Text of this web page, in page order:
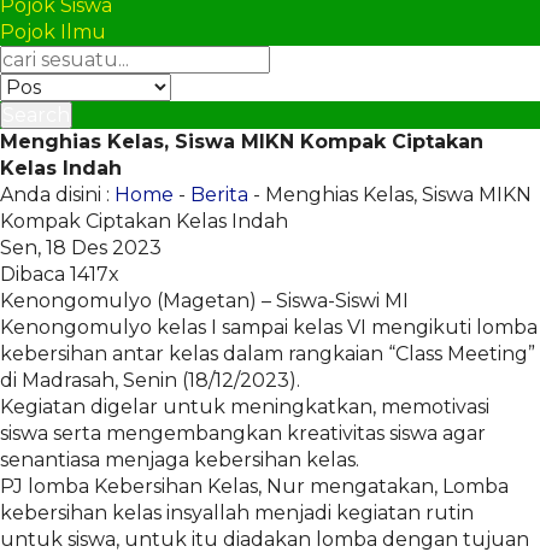
Pojok Siswa
Pojok Ilmu
Menghias Kelas, Siswa MIKN Kompak Ciptakan
Kelas Indah
Anda disini : Home - Berita - Menghias Kelas, Siswa MIKN
Kompak Ciptakan Kelas Indah
Sen, 18 Des 2023
Dibaca 1417x
Kenongomulyo (Magetan) – Siswa-Siswi MI
Kenongomulyo kelas I sampai kelas VI mengikuti lomba
kebersihan antar kelas dalam rangkaian “Class Meeting”
di Madrasah, Senin (18/12/2023).
Kegiatan digelar untuk meningkatkan, memotivasi
siswa serta mengembangkan kreativitas siswa agar
senantiasa menjaga kebersihan kelas.
PJ lomba Kebersihan Kelas, Nur mengatakan, Lomba
kebersihan kelas insyallah menjadi kegiatan rutin
untuk siswa, untuk itu diadakan lomba dengan tujuan